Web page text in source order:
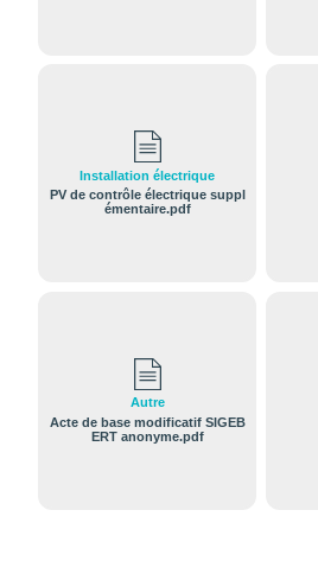
Installation électrique
PV de contrôle électrique suppl
émentaire.pdf
Autre
Acte de base modificatif SIGEB
ERT anonyme.pdf